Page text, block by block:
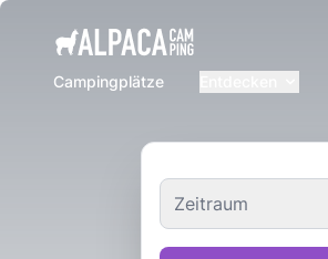
Campingplätze
Zeitraum